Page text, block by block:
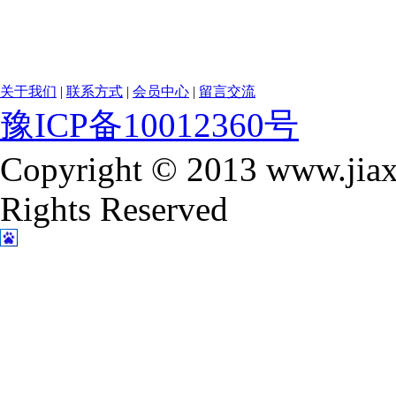
关于我们 | 联系方式 | 会员中心 | 留言交流
豫ICP备10012360号
Copyright © 2013
Rights Reserved